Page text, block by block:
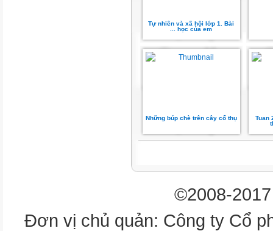
Bóng ném
Quần vợt
Cầu lông
Tiếng Việt
Tự nhiên và xã hội lớp 1. Bài
... học của em
Những búp chè trên cây cổ thụ
Tuan
©2008-
Đơn vị chủ quản: Công ty Cổ